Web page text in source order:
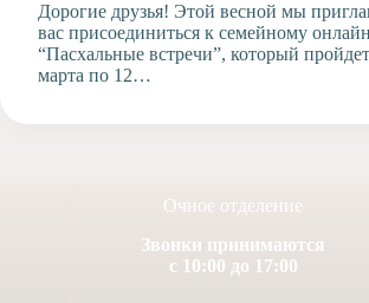
Дорогие друзья! Этой весной мы
вас присоединиться к семейному
“Пасхальные встречи”, который
марта по 12…
Очное отделение
Звонки принимаются
с 10:00 до 17:00